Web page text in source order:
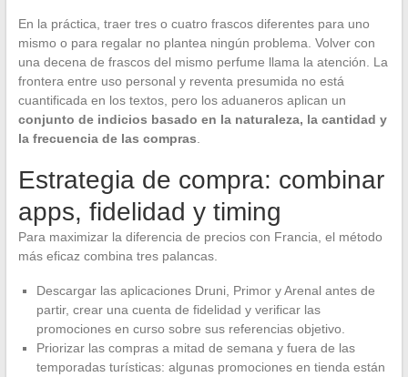
En la práctica, traer tres o cuatro frascos diferentes para uno
mismo o para regalar no plantea ningún problema. Volver con
una decena de frascos del mismo perfume llama la atención. La
frontera entre uso personal y reventa presumida no está
cuantificada en los textos, pero los aduaneros aplican un
conjunto de indicios basado en la naturaleza, la cantidad y
la frecuencia de las compras
Estrategia de compra: combinar
apps, fidelidad y timing
Para maximizar la diferencia de precios con Francia, el método
más eficaz combina tres palancas.
Descargar las aplicaciones Druni, Primor y Arenal antes de
partir, crear una cuenta de fidelidad y verificar las
promociones en curso sobre sus referencias objetivo.
Priorizar las compras a mitad de semana y fuera de las
temporadas turísticas: algunas promociones en tienda están